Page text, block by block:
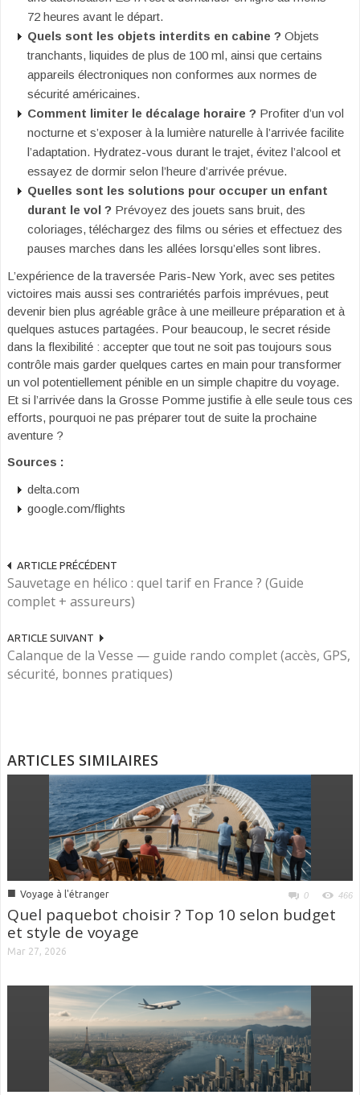
72 heures avant le départ.
Quels sont les objets interdits en cabine ? Objets
tranchants, liquides de plus de 100 ml, ainsi que certains
appareils électroniques non conformes aux normes de
sécurité américaines.
Comment limiter le décalage horaire ? Profiter d’un vol
nocturne et s’exposer à la lumière naturelle à l’arrivée facilite
l’adaptation. Hydratez-vous durant le trajet, évitez l’alcool et
essayez de dormir selon l’heure d’arrivée prévue.
Quelles sont les solutions pour occuper un enfant
durant le vol ? Prévoyez des jouets sans bruit, des
coloriages, téléchargez des films ou séries et effectuez des
pauses marches dans les allées lorsqu’elles sont libres.
L’expérience de la traversée Paris-New York, avec ses petites
victoires mais aussi ses contrariétés parfois imprévues, peut
devenir bien plus agréable grâce à une meilleure préparation et à
quelques astuces partagées. Pour beaucoup, le secret réside
dans la flexibilité : accepter que tout ne soit pas toujours sous
contrôle mais garder quelques cartes en main pour transformer
un vol potentiellement pénible en un simple chapitre du voyage.
Et si l’arrivée dans la Grosse Pomme justifie à elle seule tous ces
efforts, pourquoi ne pas préparer tout de suite la prochaine
aventure ?
Sources :
delta.com
google.com/flights
ARTICLE PRÉCÉDENT
Sauvetage en hélico : quel tarif en France ? (Guide
complet + assureurs)
ARTICLE SUIVANT
Calanque de la Vesse — guide rando complet (accès, GPS,
sécurité, bonnes pratiques)
ARTICLES SIMILAIRES
■ Voyage à l'étranger 0 466
Quel paquebot choisir ? Top 10 selon budget
et style de voyage
Mar 27, 2026